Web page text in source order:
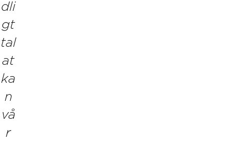
dli
gt
tal
at
ka
n
vå
r